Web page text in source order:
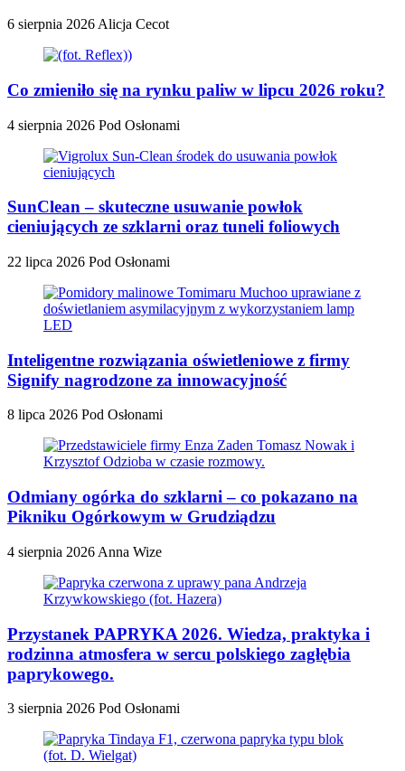
6 sierpnia 2026 Alicja Cecot
Co zmieniło się na rynku paliw w lipcu 2026 roku?
4 sierpnia 2026 Pod Osłonami
SunClean – skuteczne usuwanie powłok
cieniujących ze szklarni oraz tuneli foliowych
22 lipca 2026 Pod Osłonami
Inteligentne rozwiązania oświetleniowe z firmy
Signify nagrodzone za innowacyjność
8 lipca 2026 Pod Osłonami
Odmiany ogórka do szklarni – co pokazano na
Pikniku Ogórkowym w Grudziądzu
4 sierpnia 2026 Anna Wize
Przystanek PAPRYKA 2026. Wiedza, praktyka i
rodzinna atmosfera w sercu polskiego zagłębia
paprykowego.
3 sierpnia 2026 Pod Osłonami